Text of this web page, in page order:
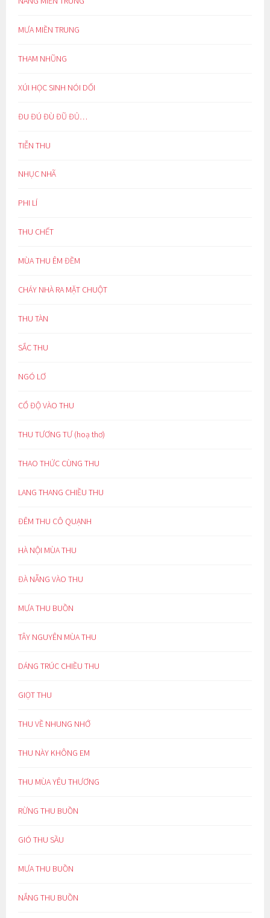
MƯA MIỀN TRUNG
THAM NHŨNG
XÚI HỌC SINH NÓI DỐI
ĐU ĐÚ ĐÙ ĐŨ ĐỦ…
TIỄN THU
NHỤC NHÃ
PHI LÍ
THU CHẾT
MÙA THU ÊM ĐỀM
CHÁY NHÀ RA MẶT CHUỘT
THU TÀN
SẮC THU
NGÓ LƠ
CỔ ĐỘ VÀO THU
THU TƯƠNG TƯ (hoạ thơ)
THAO THỨC CÙNG THU
LANG THANG CHIỀU THU
ĐÊM THU CÔ QUẠNH
HÀ NỘI MÙA THU
ĐÀ NẴNG VÀO THU
MƯA THU BUỒN
TÂY NGUYÊN MÙA THU
DÁNG TRÚC CHIỀU THU
GIỌT THU
THU VỀ NHUNG NHỚ
THU NÀY KHÔNG EM
THU MÙA YÊU THƯƠNG
RỪNG THU BUỒN
GIÓ THU SẦU
MƯA THU BUỒN
NẮNG THU BUỒN